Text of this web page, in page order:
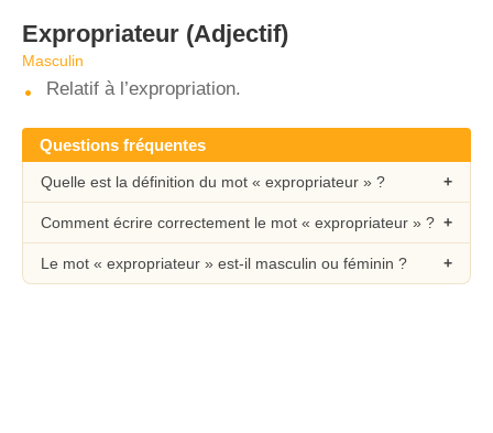
Expropriateur (Adjectif)
Masculin
Relatif à l’expropriation.
Questions fréquentes
Quelle est la définition du mot « expropriateur » ?
Comment écrire correctement le mot « expropriateur » ?
Le mot « expropriateur » est-il masculin ou féminin ?